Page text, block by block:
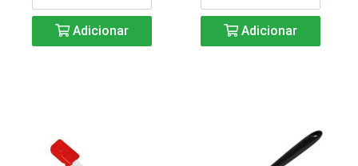
Adicionar Adicionar